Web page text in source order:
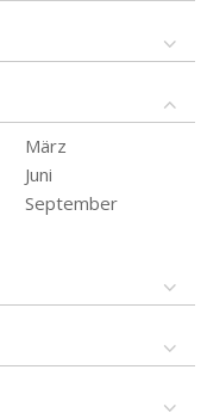
März
Juni
September